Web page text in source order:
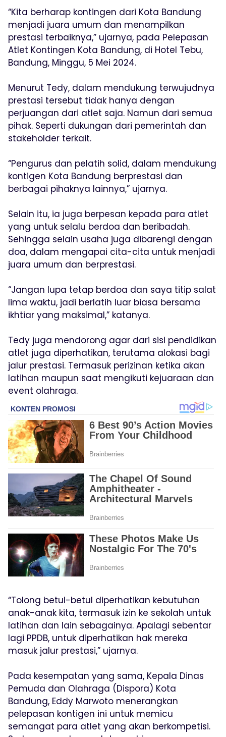
“Kita berharap kontingen dari Kota Bandung
menjadi juara umum dan menampilkan
prestasi terbaiknya,” ujarnya, pada Pelepasan
Atlet Kontingen Kota Bandung, di Hotel Tebu,
Bandung, Minggu, 5 Mei 2024.
Menurut Tedy, dalam mendukung terwujudnya
prestasi tersebut tidak hanya dengan
perjuangan dari atlet saja. Namun dari semua
pihak. Seperti dukungan dari pemerintah dan
stakeholder terkait.
“Pengurus dan pelatih solid, dalam mendukung
kontigen Kota Bandung berprestasi dan
berbagai pihaknya lainnya,” ujarnya.
Selain itu, ia juga berpesan kepada para atlet
yang untuk selalu berdoa dan beribadah.
Sehingga selain usaha juga dibarengi dengan
doa, dalam mengapai cita-cita untuk menjadi
juara umum dan berprestasi.
“Jangan lupa tetap berdoa dan saya titip salat
lima waktu, jadi berlatih luar biasa bersama
ikhtiar yang maksimal,” katanya.
Tedy juga mendorong agar dari sisi pendidikan
atlet juga diperhatikan, terutama alokasi bagi
jalur prestasi. Termasuk perizinan ketika akan
latihan maupun saat mengikuti kejuaraan dan
event olahraga.
“Tolong betul-betul diperhatikan kebutuhan
anak-anak kita, termasuk izin ke sekolah untuk
latihan dan lain sebagainya. Apalagi sebentar
lagi PPDB, untuk diperhatikan hak mereka
masuk jalur prestasi,” ujarnya.
Pada kesempatan yang sama, Kepala Dinas
Pemuda dan Olahraga (Dispora) Kota
Bandung, Eddy Marwoto menerangkan
pelepasan kontigen ini untuk memicu
semangat para atlet yang akan berkompetisi.